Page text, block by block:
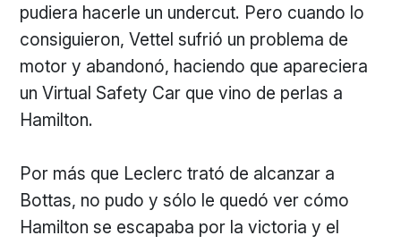
pudiera hacerle un undercut. Pero cuando lo
consiguieron, Vettel sufrió un problema de
motor y abandonó, haciendo que apareciera
un Virtual Safety Car que vino de perlas a
Hamilton.
Por más que Leclerc trató de alcanzar a
Bottas, no pudo y sólo le quedó ver cómo
Hamilton se escapaba por la victoria y el